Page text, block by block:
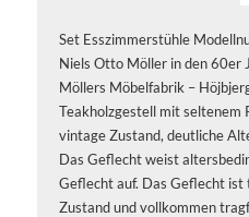
Set Esszimmerstühle
Niels Otto Möller in den 60er
Möllers Möbelfabrik –
Teakholzgestell mit seltenem
vintage Zustand, deutliche
Das Geflecht weist
Geflecht auf. Das Geflecht
Zustand und vollkommen